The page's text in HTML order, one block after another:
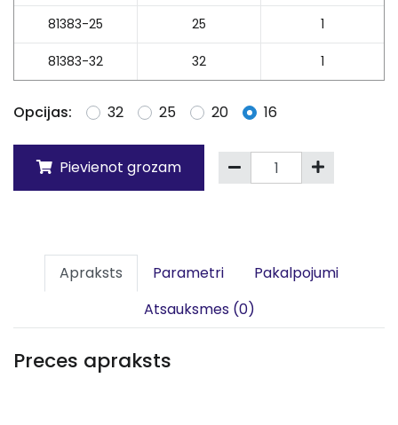
81383-25 25 1
81383-32 32 1
Opcijas: 32 25 20 16
Pievienot grozam
Apraksts Parametri
Pakalpojumi
Atsauksmes (0)
Preces apraksts